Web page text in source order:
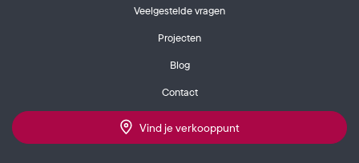
Veelgestelde vragen
Projecten
Blog
Contact
Vind je verkooppunt